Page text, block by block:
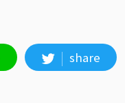
share